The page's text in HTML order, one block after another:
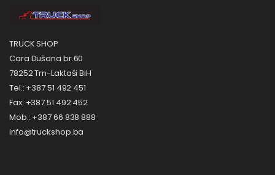
TRUCK SHOP
Cara Dušana br.60
78252 Trn-Laktaši BiH
Tel.: +387 51 492 451
Fax: +387 51 492 452
Mob.: +387 66 838 888
info@truckshop.ba